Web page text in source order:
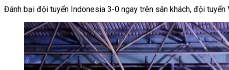
Đánh bại đội tuyển Indonesia 3-0 ngay trên sân khách, đội